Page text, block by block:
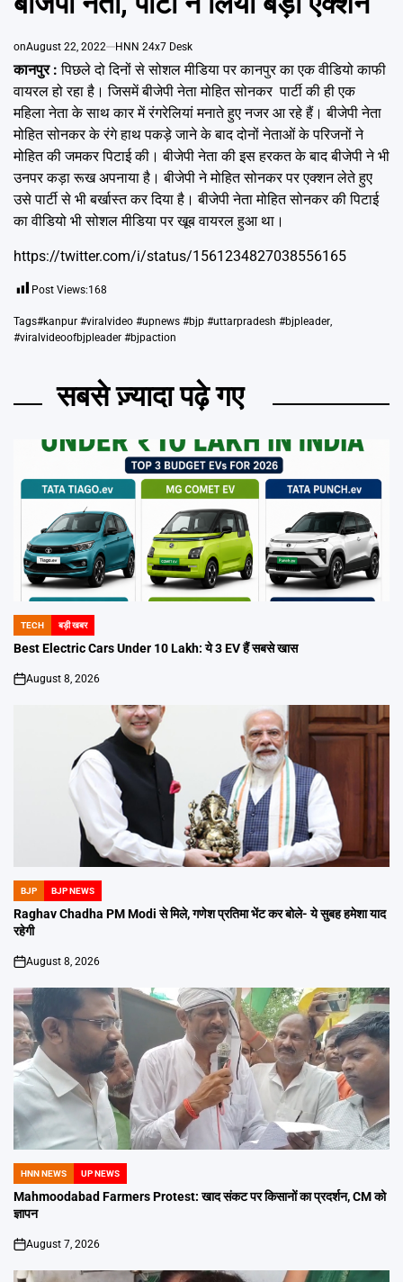
onAugust 22, 2022 HNN 24x7 Desk
कानपुर : पिछले दो दिनों से सोशल मीडिया पर कानपुर का एक वीडियो काफी
वायरल हो रहा है। जिसमें बीजेपी नेता मोहित सोनकर पार्टी की ही एक
महिला नेता के साथ कार में रंगरेलियां मनाते हुए नजर आ रहे हैं। बीजेपी नेता
मोहित सोनकर के रंगे हाथ पकड़े जाने के बाद दोनों नेताओं के परिजनों ने
मोहित की जमकर पिटाई की। बीजेपी नेता की इस हरकत के बाद बीजेपी ने भी
उनपर कड़ा रूख अपनाया है। बीजेपी ने मोहित सोनकर पर एक्शन लेते हुए
उसे पार्टी से भी बर्खास्त कर दिया है। बीजेपी नेता मोहित सोनकर की पिटाई
का वीडियो भी सोशल मीडिया पर खूब वायरल हुआ था।
https://twitter.com/i/status/1561234827038556165
Post Views:168
Tags#kanpur #viralvideo #upnews #bjp #uttarpradesh #bjpleader,
#viralvideoofbjpleader #bjpaction
सबसे ज़्यादा पढ़े गए
POSTED
IN
TECH बड़ी खबर
Best Electric Cars Under 10 Lakh: ये 3 EV हैं सबसे खास
on
August 8, 2026
POSTED
IN
BJP BJP NEWS
Raghav Chadha PM Modi से मिले, गणेश प्रतिमा भेंट कर बोले- ये सुबह हमेशा याद
रहेगी
on
August 8, 2026
POSTED
IN
HNN NEWS UP NEWS
Mahmoodabad Farmers Protest: खाद संकट पर किसानों का प्रदर्शन, CM को
ज्ञापन
on
August 7, 2026